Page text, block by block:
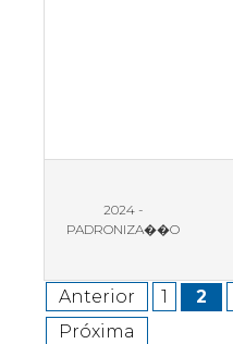
2024 -
PADRONIZA��O
Anterior 1 2
Próxima